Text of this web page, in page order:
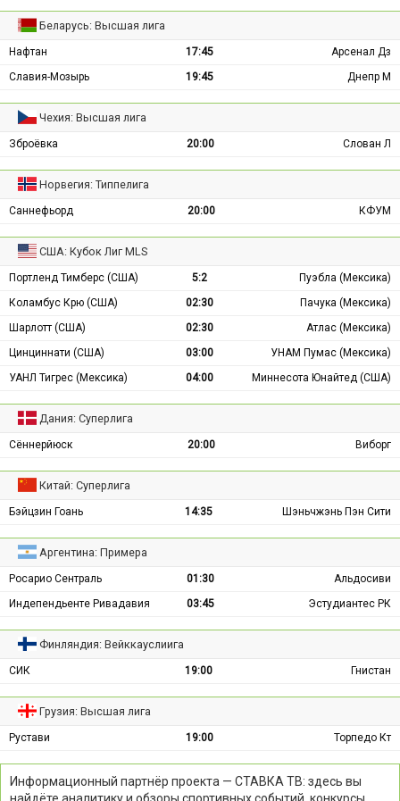
Беларусь: Высшая лига
Нафтан 17:45
Арсенал Дз
Славия-Мозырь
19:45 Днепр М
Чехия: Высшая лига
Зброёвка 20:00 Слован Л
Норвегия: Типпелига
Саннефьорд 20:00 КФУМ
США: Кубок Лиг MLS
Портленд Тимберс (США) 5:2
Пуэбла (Мексика)
Коламбус Крю (США)
02:30
Пачука (Мексика)
Шарлотт (США)
02:30
Атлас (Мексика)
Цинциннати (США)
03:00
УНАМ Пумас (Мексика)
УАНЛ Тигрес (Мексика)
04:00 Миннесота Юнайтед (США)
Дания: Суперлига
Сённерйюск 20:00 Виборг
Китай: Суперлига
Бэйцзин Гоань 14:35 Шэньчжэнь Пэн Сити
Аргентина: Примера
Росарио Сентраль 01:30
Альдосиви
Индепендьенте Ривадавия
03:45 Эстудиантес РК
Финляндия: Вейккауслиига
СИК 19:00 Гнистан
Грузия: Высшая лига
Рустави 19:00 Торпедо Кт
Информационный партнёр проекта — СТАВКА ТВ: здесь вы
найдёте аналитику и обзоры спортивных событий, конкурсы